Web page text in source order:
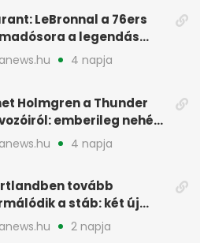
LeBronnal a 76ers
a legendás
emlékeztet
4 napja
Holmgren a Thunder
emberileg nehéz,
bízik
4 napja
tovább
a stáb: két új
a Blazersnél
2 napja